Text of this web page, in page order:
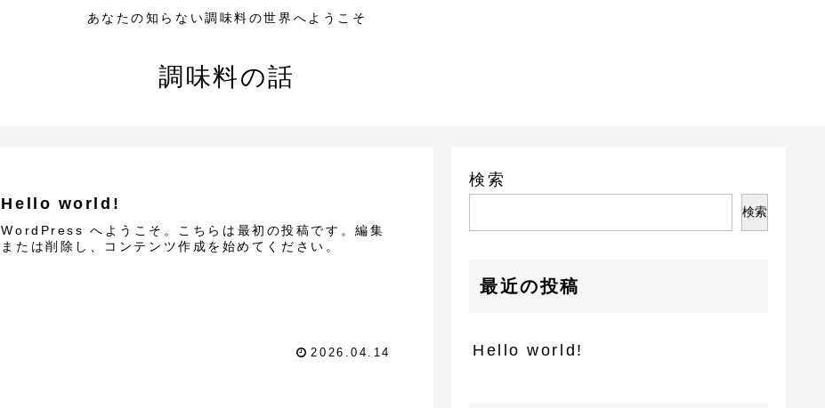
あなたの知らない調味料の世界へようこそ
調味料の話
Hello world!
WordPress へようこそ。こちらは最初の投稿です。編集
または削除し、コンテンツ作成を始めてください。
2026.04.14
検索
検索
最近の投稿
Hello world!